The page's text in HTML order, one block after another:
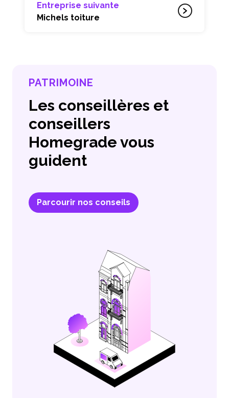
Entreprise suivante
Michels toiture
PATRIMOINE
Les conseillères et
conseillers
Homegrade vous
guident
Parcourir nos conseils